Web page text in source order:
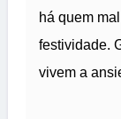
há quem
festividade.
vivem a